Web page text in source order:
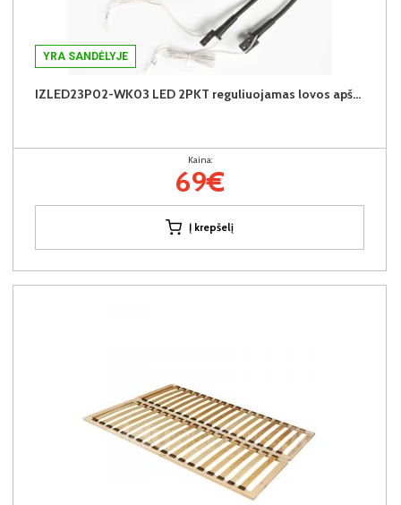
YRA SANDĖLYJE
IZLED23P02-WK03 LED 2PKT reguliuojamas lovos apšvietimas (juodas) (2 vnt.)
Kaina:
69€
Į krepšelį